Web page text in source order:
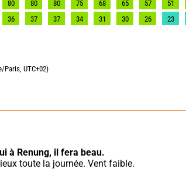
80 80 80 75 68 65 57 51
36 37 37 34 31 30 26 23
Paris, UTC+02)
à Renung, il fera beau.
toute la journée. Vent faible.